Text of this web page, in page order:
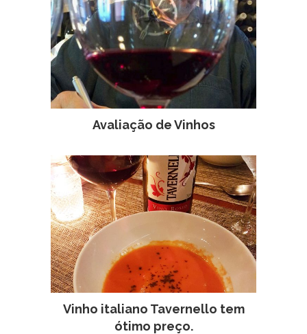
Avaliação de Vinhos
Vinho italiano Tavernello tem
ótimo preço.